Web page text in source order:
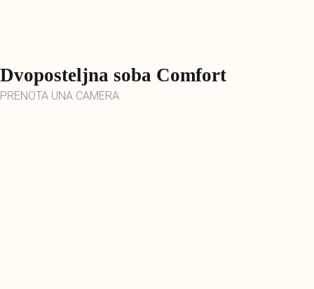
Dvoposteljna soba Comfort​
PRENOTA UNA CAMERA